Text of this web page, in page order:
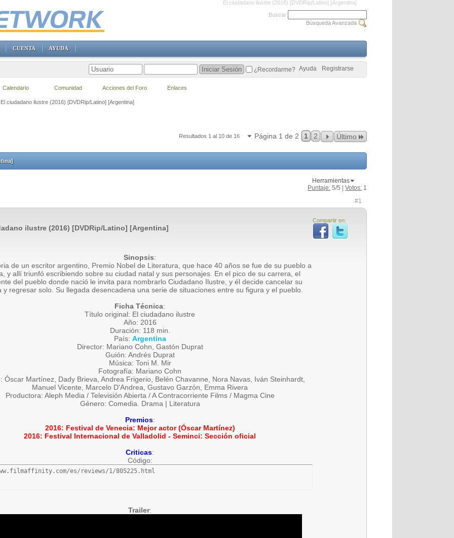
El ciudadano ilustre (2016) [DVDRip/Latino] [Argentina]
ciudadano ilustre (2016) [DVDRip/Latino] [Argentina]
Página 1 de 2 1 2 Último
Resultados 1 al 10 de 16
Herramientas
Puntaje: 5/5 | Votos: 1
#1
Compartir en:
ilustre (2016) [DVDRip/Latino] [Argentina]
Sinopsis:
de un escritor argentino, Premio Nobel de Literatura, que hace 40 años se fue de su pueblo a
y allí triunfó escribiendo sobre su ciudad natal y sus personajes. En el pico de su carrera, el
del pueblo donde nació le invita para nombrarlo Ciudadano Ilustre, y él decide cancelar su
y regresar solo. Su llegada desencadena una serie de situaciones entre su figura y el pueblo.
Ficha Técnica:
Título original: El ciudadano ilustre
Año: 2016
Duración: 118 min.
País: Argentina
Director: Mariano Cohn, Gastón Duprat
Guión: Andrés Duprat
Música: Toni M. Mir
Fotografía: Mariano Cohn
Óscar Martínez, Dady Brieva, Andrea Frigerio, Belén Chavanne, Nora Navas, Iván Steinhardt,
Manuel Vicente, Marcelo D'Andrea, Gustavo Garzón, Emma Rivera
Productora: Aleph Media / Televisión Abierta / A Contracorriente Films / Magma Cine
Género: Comedia. Drama | Literatura
Premios:
2016: Festival de Venecia: Mejor actor (Óscar Martínez)
2016: Festival Internacional de Valladolid - Seminci: Sección oficial
Criticas:
Código:
es/reviews/1/805225.html
Trailer:
Buscar
Búsqueda Avanzada
CUENTA AYUDA
Registrarse
Ayuda
¿Recordarme?
Calendario Comunidad Acciones del Foro Enlaces